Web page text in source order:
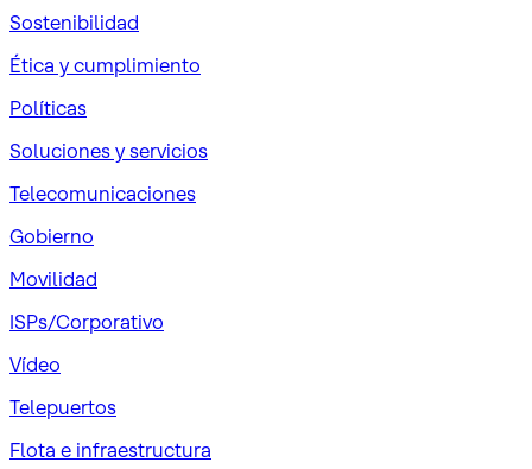
Sostenibilidad
Ética y cumplimiento
Políticas
Soluciones y servicios
Telecomunicaciones
Gobierno
Movilidad
ISPs/Corporativo
Vídeo
Telepuertos
Flota e infraestructura